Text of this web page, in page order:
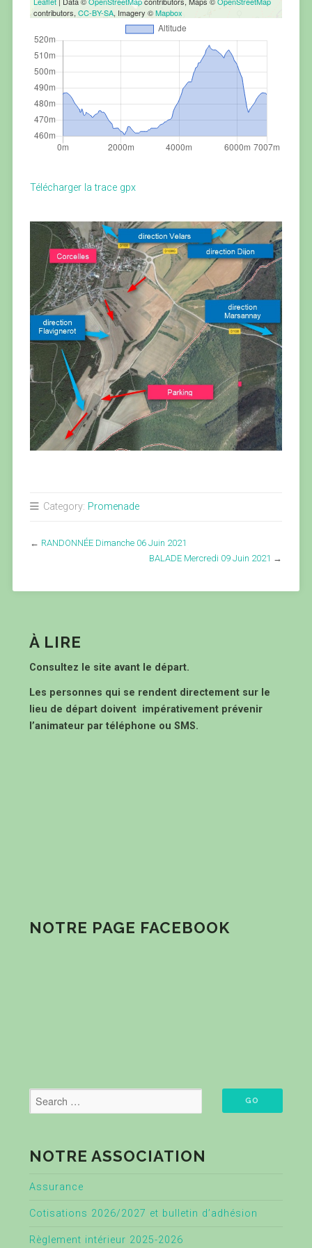
contributors, CC-BY-SA, Imagery ©Mapbox
Télécharger la trace gpx
Category: Promenade
← RANDONNÉE Dimanche 06 Juin 2021
BALADE Mercredi 09 Juin 2021 →
À LIRE
Consultez le site avant le départ.
Les personnes qui se rendent directement sur le
lieu de départ doivent impérativement prévenir
l’animateur par téléphone ou SMS.
NOTRE PAGE FACEBOOK
NOTRE ASSOCIATION
Assurance
Cotisations 2026/2027 et bulletin d’adhésion
Règlement intérieur 2025-2026